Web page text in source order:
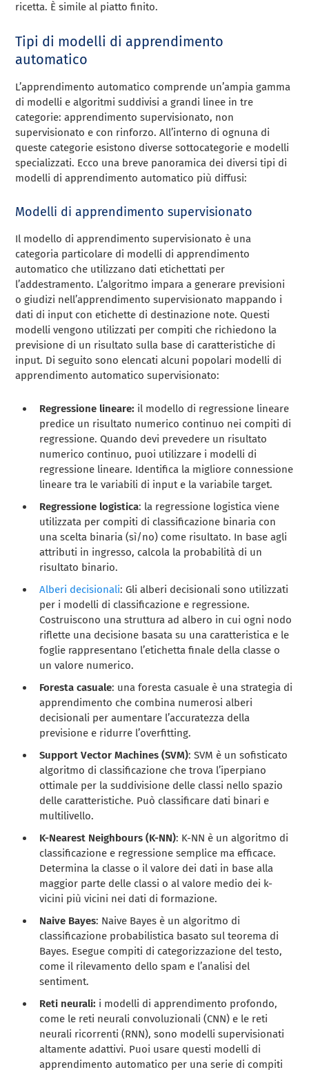
ricetta. È simile al piatto finito.
Tipi di modelli di apprendimento
automatico
L’apprendimento automatico comprende un’ampia gamma
di modelli e algoritmi suddivisi a grandi linee in tre
categorie: apprendimento supervisionato, non
supervisionato e con rinforzo. All’interno di ognuna di
queste categorie esistono diverse sottocategorie e modelli
specializzati. Ecco una breve panoramica dei diversi tipi di
modelli di apprendimento automatico più diffusi:
Modelli di apprendimento supervisionato
Il modello di apprendimento supervisionato è una
categoria particolare di modelli di apprendimento
automatico che utilizzano dati etichettati per
l’addestramento. L’algoritmo impara a generare previsioni
o giudizi nell’apprendimento supervisionato mappando i
dati di input con etichette di destinazione note. Questi
modelli vengono utilizzati per compiti che richiedono la
previsione di un risultato sulla base di caratteristiche di
input. Di seguito sono elencati alcuni popolari modelli di
apprendimento automatico supervisionato:
Regressione lineare: il modello di regressione lineare
predice un risultato numerico continuo nei compiti di
regressione. Quando devi prevedere un risultato
numerico continuo, puoi utilizzare i modelli di
regressione lineare. Identifica la migliore connessione
lineare tra le variabili di input e la variabile target.
Regressione logistica: la regressione logistica viene
utilizzata per compiti di classificazione binaria con
una scelta binaria (sì/no) come risultato. In base agli
attributi in ingresso, calcola la probabilità di un
risultato binario.
Alberi decisionali: Gli alberi decisionali sono utilizzati
per i modelli di classificazione e regressione.
Costruiscono una struttura ad albero in cui ogni nodo
riflette una decisione basata su una caratteristica e le
foglie rappresentano l’etichetta finale della classe o
un valore numerico.
Foresta casuale: una foresta casuale è una strategia di
apprendimento che combina numerosi alberi
decisionali per aumentare l’accuratezza della
previsione e ridurre l’overfitting.
Support Vector Machines (SVM): SVM è un sofisticato
algoritmo di classificazione che trova l’iperpiano
ottimale per la suddivisione delle classi nello spazio
delle caratteristiche. Può classificare dati binari e
multilivello.
K-Nearest Neighbours (K-NN): K-NN è un algoritmo di
classificazione e regressione semplice ma efficace.
Determina la classe o il valore dei dati in base alla
maggior parte delle classi o al valore medio dei k-
vicini più vicini nei dati di formazione.
Naive Bayes: Naive Bayes è un algoritmo di
classificazione probabilistica basato sul teorema di
Bayes. Esegue compiti di categorizzazione del testo,
come il rilevamento dello spam e l’analisi del
sentiment.
Reti neurali: i modelli di apprendimento profondo,
come le reti neurali convoluzionali (CNN) e le reti
neurali ricorrenti (RNN), sono modelli supervisionati
altamente adattivi. Puoi usare questi modelli di
apprendimento automatico per una serie di compiti